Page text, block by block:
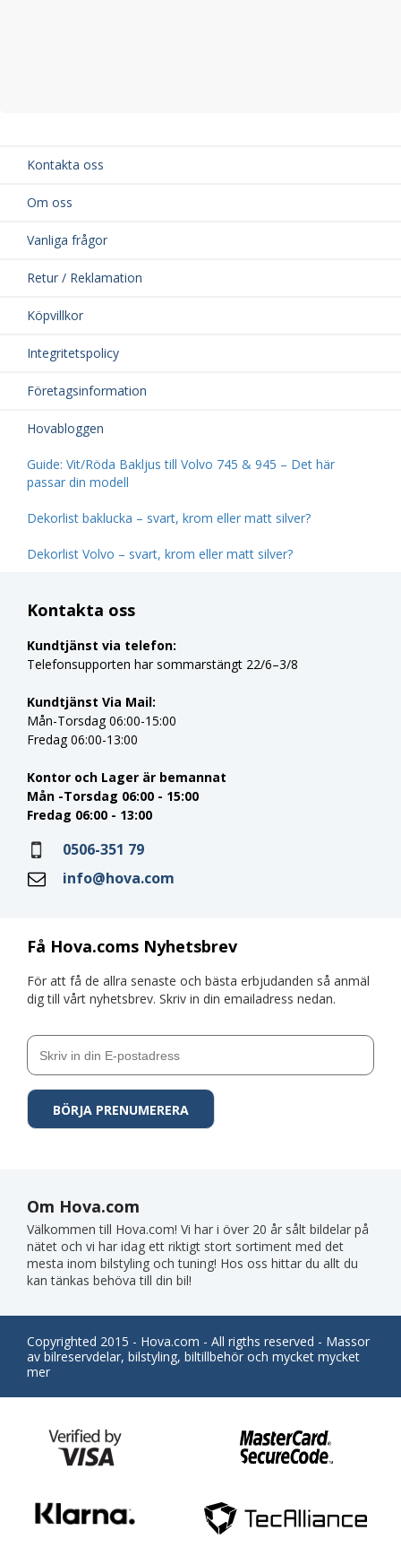
Kontakta oss
Om oss
Vanliga frågor
Retur / Reklamation
Köpvillkor
Integritetspolicy
Företagsinformation
Hovabloggen
Guide: Vit/Röda Bakljus till Volvo 745 & 945 – Det här
passar din modell
Dekorlist baklucka – svart, krom eller matt silver?
Dekorlist Volvo – svart, krom eller matt silver?
Få Hova.coms Nyhetsbrev
För att få de allra senaste och bästa erbjudanden så anmäl
dig till vårt nyhetsbrev. Skriv in din emailadress nedan.
Kontakta oss
Kundtjänst via telefon:
Telefonsupporten har sommarstängt 22/6–3/8
Kundtjänst Via Mail:
Mån-Torsdag 06:00-15:00
Fredag 06:00-13:00
Kontor och Lager är bemannat
Mån -Torsdag 06:00 - 15:00
Fredag 06:00 - 13:00
0506-351 79
info@hova.com
Om Hova.com
Välkommen till Hova.com! Vi har i över 20 år sålt bildelar på
nätet och vi har idag ett riktigt stort sortiment med det
mesta inom bilstyling och tuning! Hos oss hittar du allt du
kan tänkas behöva till din bil!
Copyrighted 2015 - Hova.com - All rigths reserved - Massor
av bilreservdelar, bilstyling, biltillbehör och mycket mycket
mer